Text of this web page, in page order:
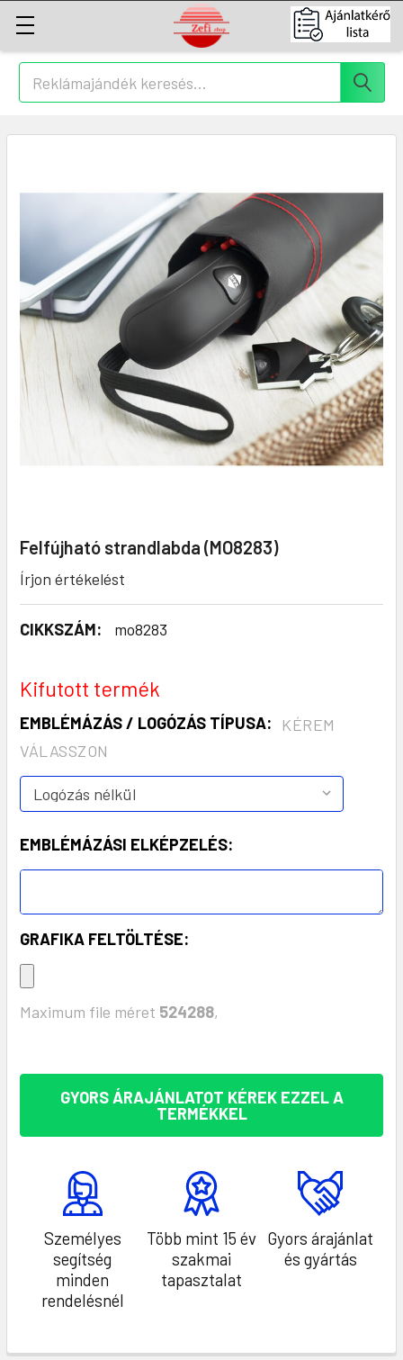
Keresés
Felfújható strandlabda (MO8283)
Írjon értékelést
CIKKSZÁM: mo8283
Kifutott termék
EMBLÉMÁZÁS / LOGÓZÁS TÍPUSA:
KÉREM
VÁLASSZON
EMBLÉMÁZÁSI ELKÉPZELÉS:
GRAFIKA FELTÖLTÉSE:
Maximum file méret 524288,
KÉSZLET:
GYORS ÁRAJÁNLATOT KÉREK EZZEL A
TERMÉKKEL
Személyes
segítség
minden
rendelésnél
Több mint 15 év
szakmai
tapasztalat
Gyors árajánlat
és gyártás